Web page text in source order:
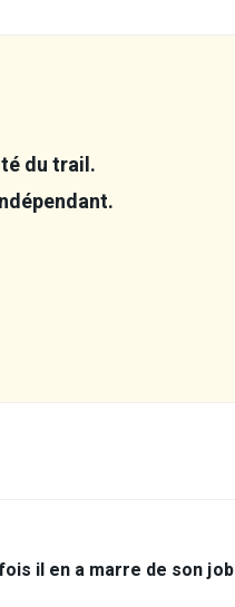
du trail.
il en a marre de son job